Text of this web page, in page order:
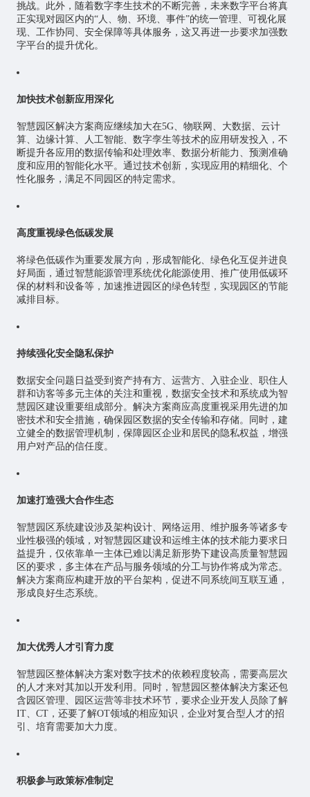
挑战。此外，随着数字李生技术的不断完善，未来数字平台将真
正实现对园区内的“人、物、环境、事件”的统一管理、可视化展
现、工作协同、安全保障等具体服务，这又再进一步要求加强数
字平台的提升优化。
加快技术创新应用深化
智慧园区解决方案商应继续加大在5G、物联网、大数据、云计
算、边缘计算、人工智能、 数字孪生等技术的应用研发投入，不
断提升各应用的数据传输和处理效率、数据分析能力、预测准确
度和应用的智能化水平。通过技术创新，实现应用的精细化、个
性化服务，满足不同园区的特定需求。
高度重视绿色低碳发展
将绿色低碳作为重要发展方向，形成智能化、绿色化互促并进良
好局面，通过智慧能源管理系统优化能源使用、推广使用低碳环
保的材料和设备等，加速推进园区的绿色转型，实现园区的节能
减排目标。
持续强化安全隐私保护
数据安全问题日益受到资产持有方、运营方、入驻企业、职住人
群和访客等多元主体的关注和重视，数据安全技术和系统成为智
慧园区建设重要组成部分。解决方案商应高度重视采用先进的加
密技术和安全措施，确保园区数据的安全传输和存储。同时，建
立健全的数据管理机制，保障园区企业和居民的隐私权益，增强
用户对产品的信任度。
加速打造强大合作生态
智慧园区系统建设涉及架构设计、网络运用、维护服务等诸多专
业性极强的领域，对智慧园区建设和运维主体的技术能力要求日
益提升，仅依靠单一主体已难以满足新形势下建设高质量智慧园
区的要求，多主体在产品与服务领域的分工与协作将成为常态。
解决方案商应构建开放的平台架构，促进不同系统间互联互通，
形成良好生态系统。
加大优秀人才引育力度
智慧园区整体解决方案对数字技术的依赖程度较高，需要高层次
的人才来对其加以开发利用。同时，智慧园区整体解决方案还包
含园区管理、园区运营等非技术环节，要求企业开发人员除了解
IT、CT，还要了解OT领域的相应知识，企业对复合型人才的招
引、培育需要加大力度。
积极参与政策标准制定